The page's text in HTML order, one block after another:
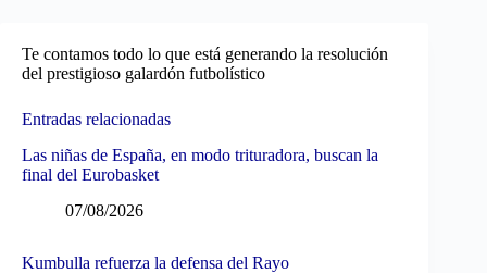
Te contamos todo lo que está generando la resolución
del prestigioso galardón futbolístico
Entradas relacionadas
Las niñas de España, en modo trituradora, buscan la
final del Eurobasket
07/08/2026
Kumbulla refuerza la defensa del Rayo